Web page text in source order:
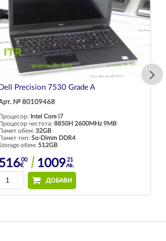
Dell Precision 7530 Grade A
№ 80109468
Intel Core i7
честота: 8850H 2600MHz 9MB
обем: 32GB
тип: So-Dimm DDR4
обем: 512GB
00
€ 100921
лв.
ДОБАВИ